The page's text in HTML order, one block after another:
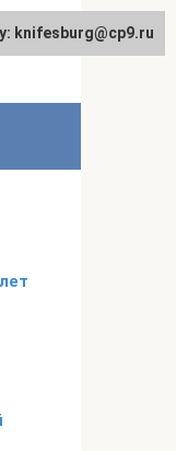
knifesburg@cp9.ru